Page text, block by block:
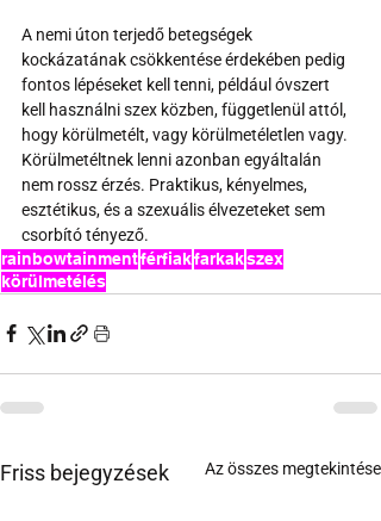
A nemi úton terjedő betegségek
kockázatának csökkentése érdekében pedig
fontos lépéseket kell tenni, például óvszert
kell használni szex közben, függetlenül attól,
hogy körülmetélt, vagy körülmetéletlen vagy.
Körülmetéltnek lenni azonban egyáltalán
nem rossz érzés. Praktikus, kényelmes,
esztétikus, és a szexuális élvezeteket sem
csorbító tényező.
rainbowtainmentférfiakfarkakszex
körülmetélés
Friss bejegyzések Az összes megtekintése